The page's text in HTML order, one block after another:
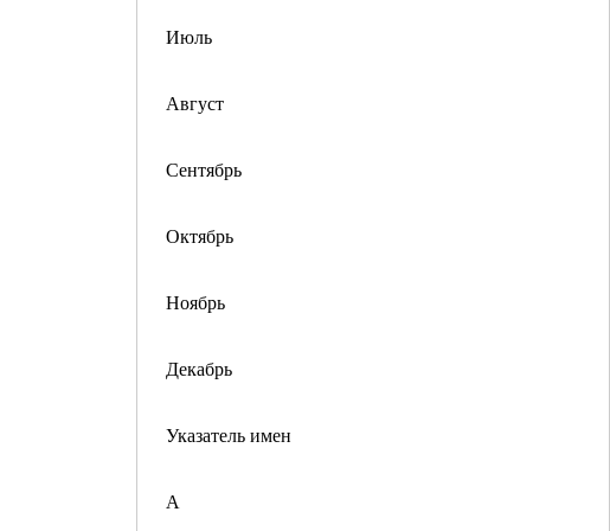
Июль
Август
Сентябрь
Октябрь
Ноябрь
Декабрь
Указатель имен
А